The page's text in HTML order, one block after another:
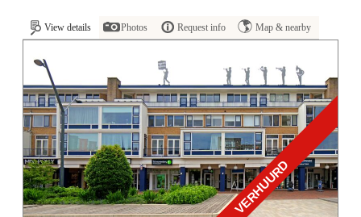
View details Photos Request info Map & nearby
VERHUURD